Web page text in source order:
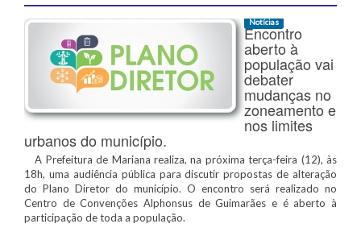
Notícias
Encontro
aberto à
população vai
debater
mudanças no
zoneamento e
nos limites
urbanos do município.
A Prefeitura de Mariana realiza, na próxima terça-feira (12), às
18h, uma audiência pública para discutir propostas de alteração
do Plano Diretor do município. O encontro será realizado no
Centro de Convenções Alphonsus de Guimarães e é aberto à
participação de toda a população.